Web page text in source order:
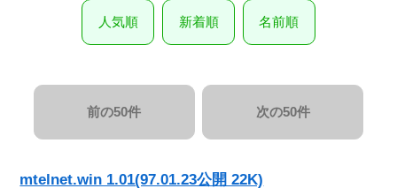
人気順 新着順 名前順
前の50件 次の50件
mtelnet.win 1.01(97.01.23公開 22K)